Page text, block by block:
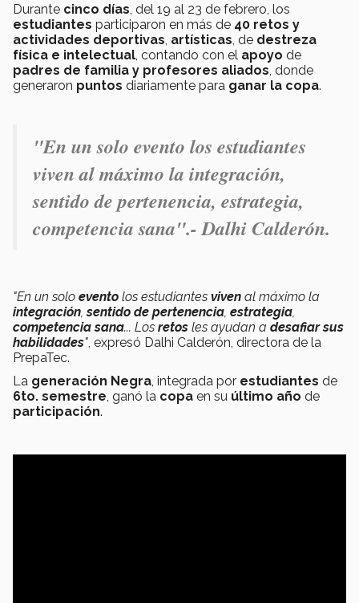
Durante cinco días , del 19 al 23 de febrero, los
estudiantes participaron en más de 40 retos y
actividades deportivas artísticas , de destreza
física e intelectual , contando con el apoyo de
padres de familia y profesores aliados , donde
generaron puntos diariamente para ganar la copa.
"En un solo evento los estudiantes
viven al máximo la integración,
sentido de pertenencia, estrategia,
competencia sana".- Dalhi Calderón.
"En un solo evento los estudiantes viven al máximo la
integración ,sentido de pertenencia estrategia
competencia sana... Los retos les ayudan a desafiar sus
habilidades" , expresó Dalhi Calderón, directora de la
PrepaTec.
La generación Negra , integrada por estudiantes de
6to. semestre , ganó la copa en su último año de
participación.